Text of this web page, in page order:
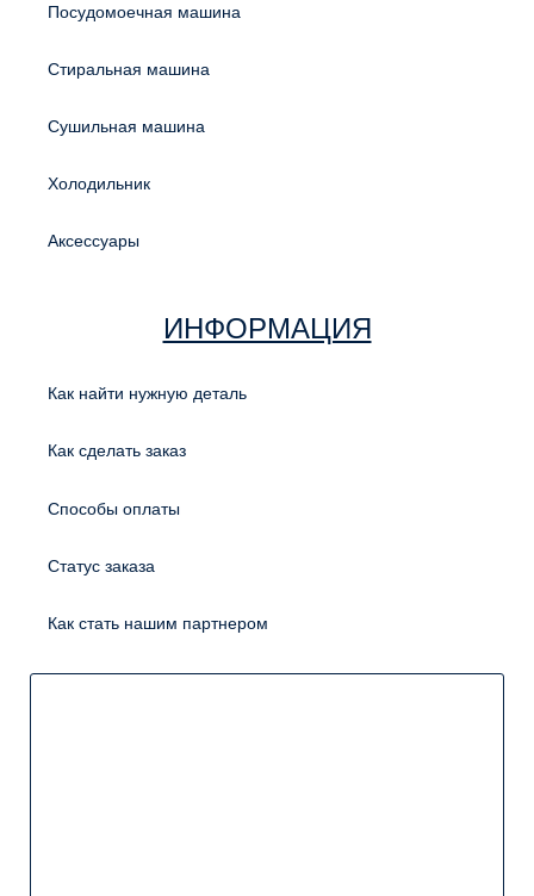
Посудомоечная машина
Стиральная машина
Сушильная машина
Холодильник
Аксессуары
ИНФОРМАЦИЯ
Как найти нужную деталь
Как сделать заказ
Способы оплаты
Статус заказа
Как стать нашим партнером